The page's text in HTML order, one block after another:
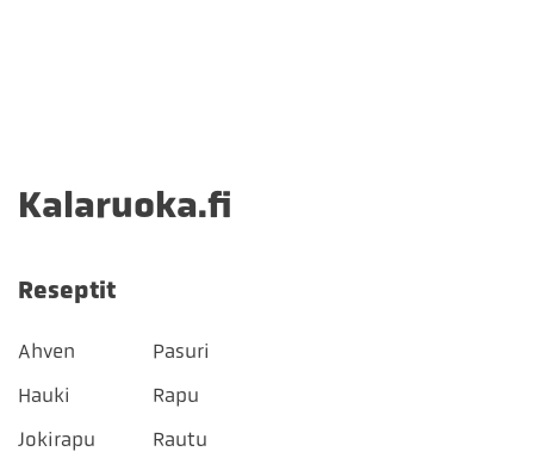
Kalaruoka.fi
Reseptit
Ahven
Hauki
Jokirapu
Pasuri
Rapu
Rautu